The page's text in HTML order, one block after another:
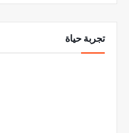
تجربة حياة